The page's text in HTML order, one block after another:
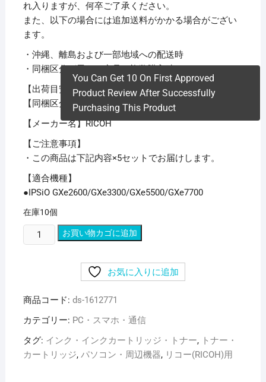
れ入りますが、何卒ご了承ください。
また、以下の場合には追加送料がかかる場合がござい
ます。
・沖縄、離島および一部地域への配送時
・同梱区分が異なる商品の複数購入時
【出荷目安】：1 – 5営業日 ※土日・祝除く
【同梱区分】：TS 1
【メーカー名】RICOH
【ご注意事項】
・この商品は下記内容×5セットでお届けします。
【適合機種】
●IPSiO GXe2600/GXe3300/GXe5500/GXe7700
在庫10個
You Can Get 10 On First Approved
Product Review After Successfully
Purchasing This Product
【業
務
ッ
ト】
正
品】
お買い物カゴに追加
お気に入りに追加
商品コード: ds-1612771
カテゴリー: PC・スマホ・通信
タグ: インク・インクカートリッジ・トナー, トナー・
カートリッジ, パソコン・周辺機器, リコー(RICOH)用